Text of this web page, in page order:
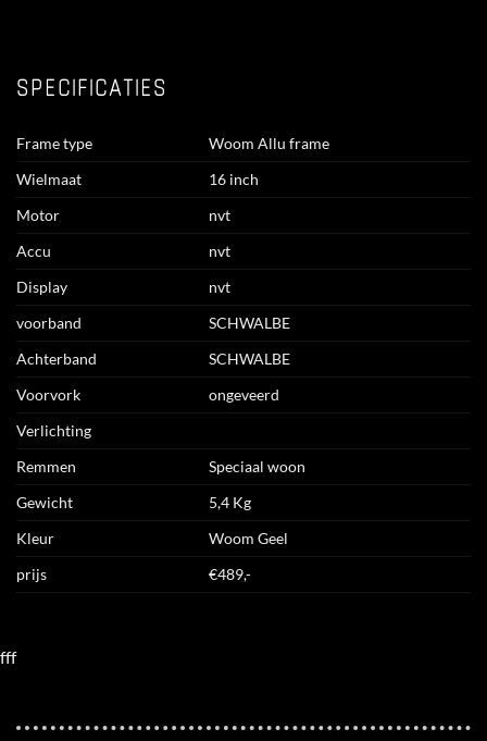
SPECIFICATIES
Frame type
Woom Allu frame
Wielmaat
16 inch
Motor
nvt
Accu
nvt
Display
nvt
voorband
SCHWALBE
Achterband
SCHWALBE
Voorvork
ongeveerd
Verlichting
Remmen
Speciaal woon
Gewicht
5,4 Kg
Kleur
Woom Geel
prijs
€489,-
fff